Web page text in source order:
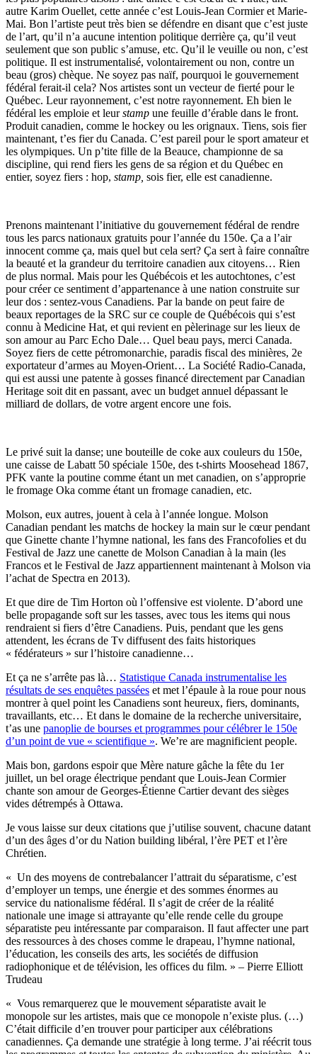
autre Karim Ouellet, cette année c’est Louis-Jean Cormier et Marie-
Mai. Bon l’artiste peut très bien se défendre en disant que c’est juste
de l’art, qu’il n’a aucune intention politique derrière ça, qu’il veut
seulement que son public s’amuse, etc. Qu’il le veuille ou non, c’est
politique. Il est instrumentalisé, volontairement ou non, contre un
beau (gros) chèque. Ne soyez pas naïf, pourquoi le gouvernement
fédéral ferait-il cela? Nos artistes sont un vecteur de fierté pour le
Québec. Leur rayonnement, c’est notre rayonnement. Eh bien le
fédéral les emploie et leurstamp une feuille d’érable dans le front.
Produit canadien, comme le hockey ou les orignaux. Tiens, sois fier
maintenant, t’es fier du Canada. C’est pareil pour le sport amateur et
les olympiques. Un p’tite fille de la Beauce, championne de sa
discipline, qui rend fiers les gens de sa région et du Québec en
entier, soyez fiers : hop, stamp, sois fier, elle est canadienne.
Prenons maintenant l’initiative du gouvernement fédéral de rendre
tous les parcs nationaux gratuits pour l’année du 150e. Ça a l’air
innocent comme ça, mais quel but cela sert? Ça sert à faire connaître
la beauté et la grandeur du territoire canadien aux citoyens… Rien
de plus normal. Mais pour les Québécois et les autochtones, c’est
pour créer ce sentiment d’appartenance à une nation construite sur
leur dos : sentez-vous Canadiens. Par la bande on peut faire de
beaux reportages de la SRC sur ce couple de Québécois qui s’est
connu à Medicine Hat, et qui revient en pèlerinage sur les lieux de
son amour au Parc Echo Dale… Quel beau pays, merci Canada.
Soyez fiers de cette pétromonarchie, paradis fiscal des minières, 2e
exportateur d’armes au Moyen-Orient… La Société Radio-Canada,
qui est aussi une patente à gosses financé directement par Canadian
Heritage soit dit en passant, avec un budget annuel dépassant le
milliard de dollars, de votre argent encore une fois.
Le privé suit la danse; une bouteille de coke aux couleurs du 150e,
une caisse de Labatt 50 spéciale 150e, des t-shirts Moosehead 1867,
PFK vante la poutine comme étant un met canadien, on s’approprie
le fromage Oka comme étant un fromage canadien, etc.
Molson, eux autres, jouent à cela à l’année longue. Molson
Canadian pendant les matchs de hockey la main sur le cœur pendant
que Ginette chante l’hymne national, les fans des Francofolies et du
Festival de Jazz une canette de Molson Canadian à la main (les
Francos et le Festival de Jazz appartiennent maintenant à Molson via
l’achat de Spectra en 2013).
Et que dire de Tim Horton où l’offensive est violente. D’abord une
belle propagande soft sur les tasses, avec tous les items qui nous
rendraient si fiers d’être Canadiens. Puis, pendant que les gens
attendent, les écrans de Tv diffusent des faits historiques
« fédérateurs » sur l’histoire canadienne…
Et ça ne s’arrête pas là… Statistique Canada instrumentalise les
résultats de ses enquêtes passées et met l’épaule à la roue pour nous
montrer à quel point les Canadiens sont heureux, fiers, dominants,
travaillants, etc… Et dans le domaine de la recherche universitaire,
t’as une panoplie de bourses et programmes pour célébrer le 150e
d’un point de vue « scientifique ». We’re are magnificient people.
Mais bon, gardons espoir que Mère nature gâche la fête du 1er
juillet, un bel orage électrique pendant que Louis-Jean Cormier
chante son amour de Georges-Étienne Cartier devant des sièges
vides détrempés à Ottawa.
Je vous laisse sur deux citations que j’utilise souvent, chacune datant
d’un des âges d’or du Nation building libéral, l’ère PET et l’ère
Chrétien.
« Un des moyens de contrebalancer l’attrait du séparatisme, c’est
d’employer un temps, une énergie et des sommes énormes au
service du nationalisme fédéral. Il s’agit de créer de la réalité
nationale une image si attrayante qu’elle rende celle du groupe
séparatiste peu intéressante par comparaison. Il faut affecter une part
des ressources à des choses comme le drapeau, l’hymne national,
l’éducation, les conseils des arts, les sociétés de diffusion
radiophonique et de télévision, les offices du film. » – Pierre Elliott
Trudeau
« Vous remarquerez que le mouvement séparatiste avait le
monopole sur les artistes, mais que ce monopole n’existe plus. (…)
C’était difficile d’en trouver pour participer aux célébrations
canadiennes. Ça demande une stratégie à long terme. J’ai réécrit tous